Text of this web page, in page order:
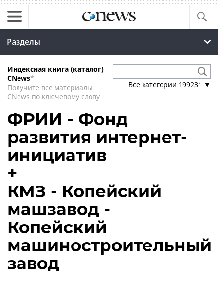
Разделы
Индексная книга (каталог)
CNews*
Получите все материалы
CNews по ключевому слову
Все категории 199231 ▼
ФРИИ - Фонд
развития интернет-
инициатив
+
КМЗ - Копейский
машзавод -
Копейский
машиностроительный
завод